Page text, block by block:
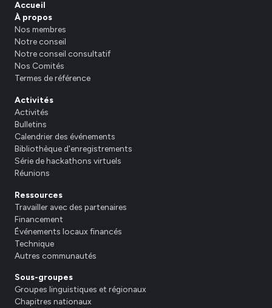
Accueil
À propos
Nos membres
Notre conseil
Notre conseil consultatif
Nos Comités
Termes de référence
Activités
Activités
Bulletins
Calendrier des événements
Bibliothèque d'enregistrements
Série de hackathons virtuels
Réunions
Ressources
Travailler avec des partenaires
Financement
Événements locaux financés
Technique
Autres communautés
Sous-groupes
Groupes linguistiques et régionaux
Chapitres nationaux